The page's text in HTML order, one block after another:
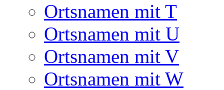
Ortsnamen mit T
Ortsnamen mit U
Ortsnamen mit V
Ortsnamen mit W